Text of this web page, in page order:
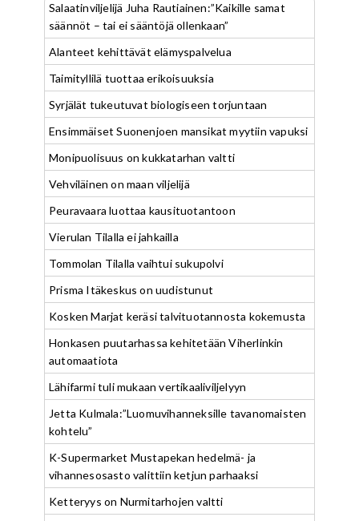
Salaatinviljelijä Juha Rautiainen:”Kaikille samat
säännöt – tai ei sääntöjä ollenkaan”
Alanteet kehittävät elämyspalvelua
Taimityllilä tuottaa erikoisuuksia
Syrjälät tukeutuvat biologiseen torjuntaan
Ensimmäiset Suonenjoen mansikat myytiin vapuksi
Monipuolisuus on kukkatarhan valtti
Vehviläinen on maan viljelijä
Peuravaara luottaa kausituotantoon
Vierulan Tilalla ei jahkailla
Tommolan Tilalla vaihtui sukupolvi
Prisma Itäkeskus on uudistunut
Kosken Marjat keräsi talvituotannosta kokemusta
Honkasen puutarhassa kehitetään Viherlinkin
automaatiota
Lähifarmi tuli mukaan vertikaaliviljelyyn
Jetta Kulmala:”Luomuvihanneksille tavanomaisten
kohtelu”
K-Supermarket Mustapekan hedelmä- ja
vihannesosasto valittiin ketjun parhaaksi
Ketteryys on Nurmitarhojen valtti